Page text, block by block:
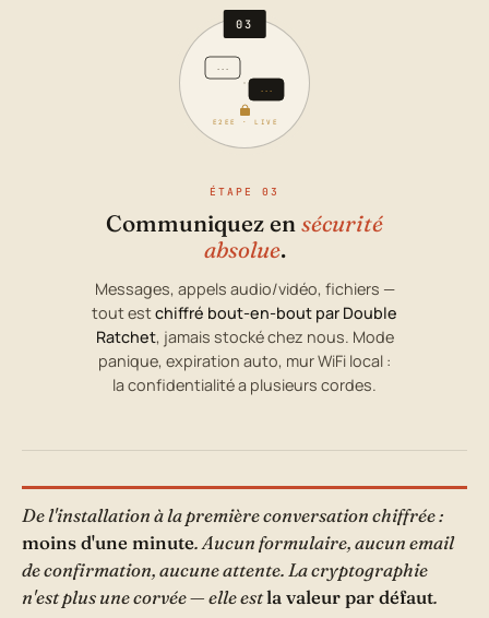
03
···
···
E2EE · LIVE
ÉTAPE 03
Communiquez en sécurité
absolue.
Messages, appels audio/vidéo, fichiers —
tout estchiffré bout-en-bout par Double
Ratchet, jamais stocké chez nous. Mode
panique, expiration auto, mur WiFi local :
la confidentialité a plusieurs cordes.
De l'installation à la première conversation chiffrée :
moins d'une minute. Aucun formulaire, aucun email
de confirmation, aucune attente. La cryptographie
n'est plus une corvée — elle estla valeur par défaut.